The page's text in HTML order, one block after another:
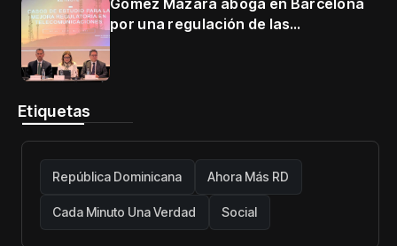
Gómez Mazara aboga en Barcelona
por una regulación de las
Etiquetas
República Dominicana Ahora Más RD
Cada Minuto Una Verdad Social